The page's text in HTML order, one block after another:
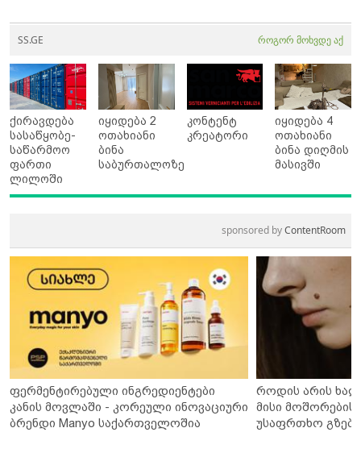
SS.GE როგორ მოხვდე აქ
ქირავდება
სასაწყობე-
საწარმოო
ფართი
ლილოში
იყიდება 2
ოთახიანი
ბინა
საბურთალოზე
კონტენტ
კრეატორი
იყიდება 4
ოთახიანი
ბინა დიღმის
მასივში
sponsored byContentRoom
ფერმენტირებული ინგრედიენტები
კანის მოვლაში - კორეული ინოვაციური
ბრენდი Manyo საქართველოშია
როდის არის
მისი მოშორების
უსაფრთხო გზები